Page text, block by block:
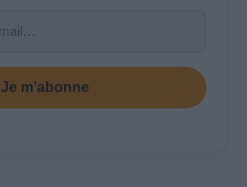
Je m’abonne